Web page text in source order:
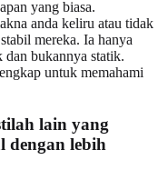
yang biasa.
anda keliru atau tidak
mereka. Ia hanya
dan bukannya statik.
untuk memahami
lain yang
dengan lebih